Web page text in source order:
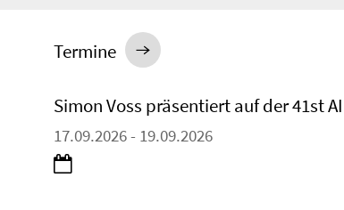
Termine
Simon Voss präsentiert auf der 41st
17.09.2026 - 19.09.2026